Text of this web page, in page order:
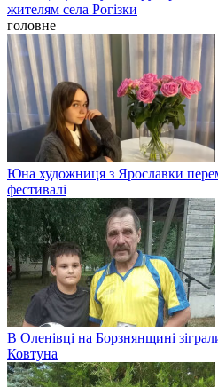
жителям села Рогізки
головне
Юна художниця з Ярославки
фестивалі
В Оленівці на Борзнянщині
Ковтуна